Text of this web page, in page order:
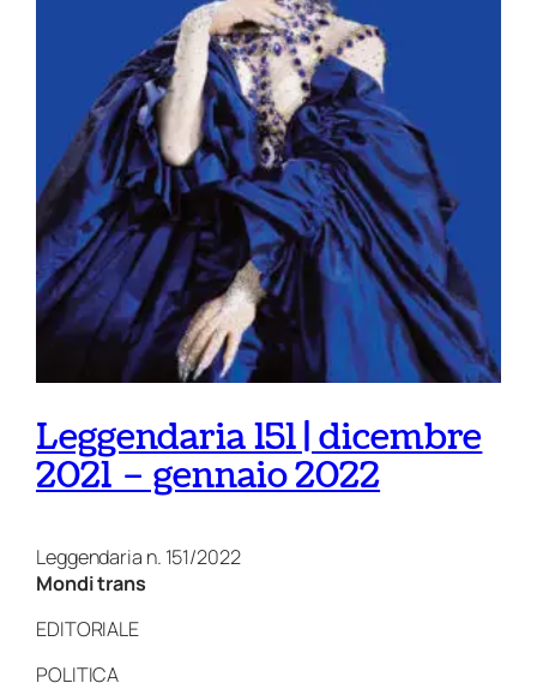
Leggendaria 151 | dicembre
2021 – gennaio 2022
Leggendaria n. 151/2022
Mondi trans
EDITORIALE
POLITICA